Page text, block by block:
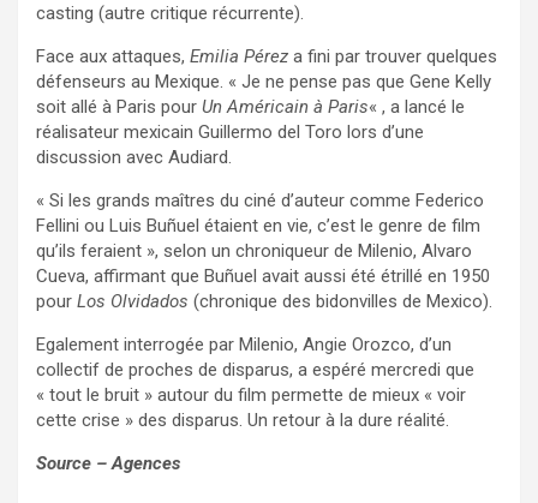
casting (autre critique récurrente).
Face aux attaques, Emilia Pérez a fini par trouver quelques
défenseurs au Mexique. « Je ne pense pas que Gene Kelly
soit allé à Paris pour Un Américain à Paris« , a lancé le
réalisateur mexicain Guillermo del Toro lors d’une
discussion avec Audiard.
« Si les grands maîtres du ciné d’auteur comme Federico
Fellini ou Luis Buñuel étaient en vie, c’est le genre de film
qu’ils feraient », selon un chroniqueur de Milenio, Alvaro
Cueva, affirmant que Buñuel avait aussi été étrillé en 1950
pour Los Olvidados (chronique des bidonvilles de Mexico).
Egalement interrogée par Milenio, Angie Orozco, d’un
collectif de proches de disparus, a espéré mercredi que
« tout le bruit » autour du film permette de mieux « voir
cette crise » des disparus. Un retour à la dure réalité.
Source – Agences